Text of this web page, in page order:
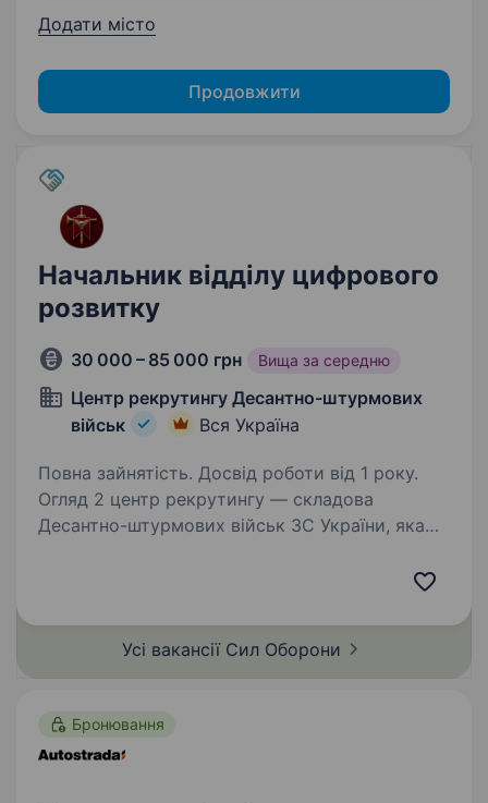
Додати місто
Продовжити
Начальник відділу цифрового
розвитку
30 000 – 85 000 грн Вища за середню
Центр рекрутингу Десантно-штурмових
військ
Вся Україна
Повна зайнятість. Досвід роботи від 1 року.
Огляд 2 центр рекрутингу — складова
Десантно-штурмових військ ЗС України, яка
підрозділів ДШВ. Наша команда складається
службу в різних…
Усі вакансії Сил Оборони
Бронювання